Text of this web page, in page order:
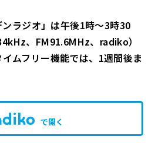
ンラジオ」は午後1時～3時30
、FM91.6MHz、radiko）
ムフリー機能では、1週間後ま
で開く